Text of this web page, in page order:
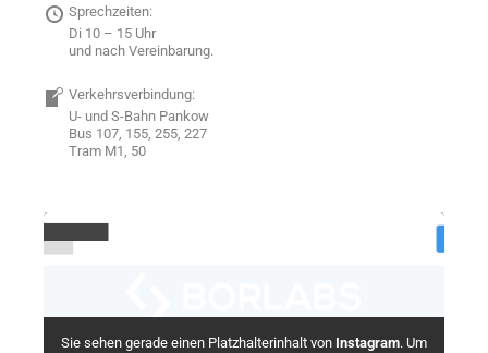
Sprechzeiten:
Di 10 – 15 Uhr
und nach Vereinbarung.
Verkehrsverbindung:
U- und S-Bahn Pankow
Bus 107, 155, 255, 227
Tram M1, 50
Sie sehen gerade einen Platzhalterinhalt von Instagram. Um